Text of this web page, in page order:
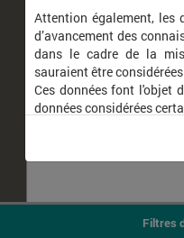
Filtres
Attention également, les
d’avancement des
dans le cadre de la
sauraient être
Ces données font l'objet
données considérées
ainsi que celles pour